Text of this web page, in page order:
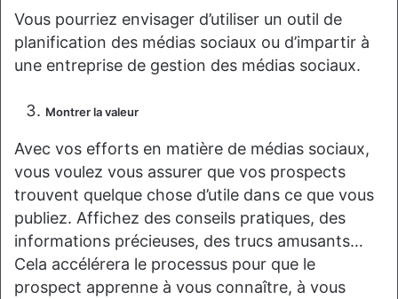
Vous pourriez envisager d’utiliser un outil de
planification des médias sociaux ou d’impartir à
une entreprise de gestion des médias sociaux.
Montrer la valeur
Avec vos efforts en matière de médias sociaux,
vous voulez vous assurer que vos prospects
trouvent quelque chose d’utile dans ce que vous
publiez. Affichez des conseils pratiques, des
informations précieuses, des trucs amusants…
Cela accélérera le processus pour que le
prospect apprenne à vous connaître, à vous